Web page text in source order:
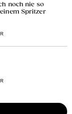
noch nie so
Spritzer